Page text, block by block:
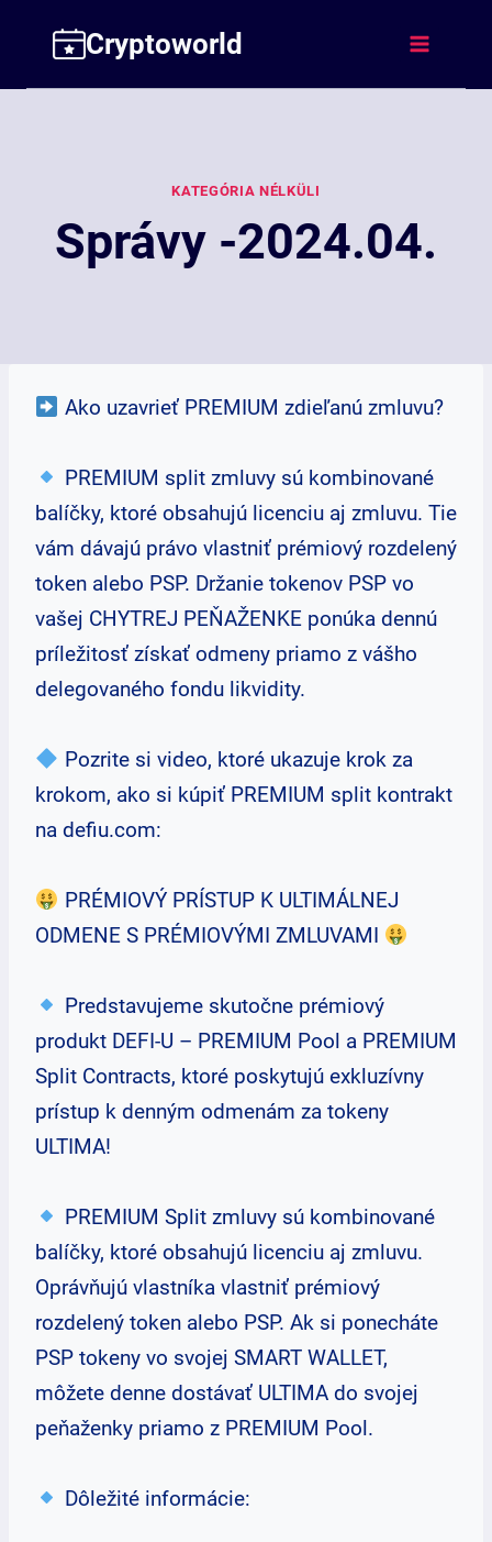
content
Cryptoworld
KATEGÓRIA NÉLKÜLI
Správy -2024.04.
Ako uzavrieť PREMIUM zdieľanú zmluvu?
PREMIUM split zmluvy sú kombinované
balíčky, ktoré obsahujú licenciu aj zmluvu. Tie
vám dávajú právo vlastniť prémiový rozdelený
token alebo PSP. Držanie tokenov PSP vo
vašej CHYTREJ PEŇAŽENKE ponúka dennú
príležitosť získať odmeny priamo z vášho
delegovaného fondu likvidity.
Pozrite si video, ktoré ukazuje krok za
krokom, ako si kúpiť PREMIUM split kontrakt
na defiu.com:
PRÉMIOVÝ PRÍSTUP K ULTIMÁLNEJ
ODMENE S PRÉMIOVÝMI ZMLUVAMI
Predstavujeme skutočne prémiový
produkt DEFI-U – PREMIUM Pool a PREMIUM
Split Contracts, ktoré poskytujú exkluzívny
prístup k denným odmenám za tokeny
ULTIMA!
PREMIUM Split zmluvy sú kombinované
balíčky, ktoré obsahujú licenciu aj zmluvu.
Oprávňujú vlastníka vlastniť prémiový
rozdelený token alebo PSP. Ak si ponecháte
PSP tokeny vo svojej SMART WALLET,
môžete denne dostávať ULTIMA do svojej
peňaženky priamo z PREMIUM Pool.
Dôležité informácie: